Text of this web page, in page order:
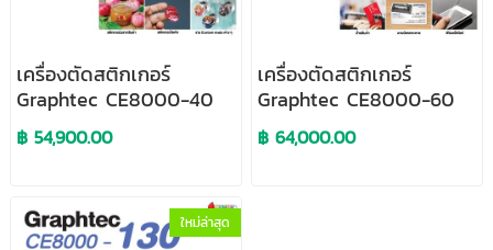
เครื่องตัดสติกเกอร์
Graphtec CE8000-40
฿ 54,900.00
เครื่องตัดสติกเกอร์
Graphtec CE8000-60
฿ 64,000.00
ใหม่ล่าสุด